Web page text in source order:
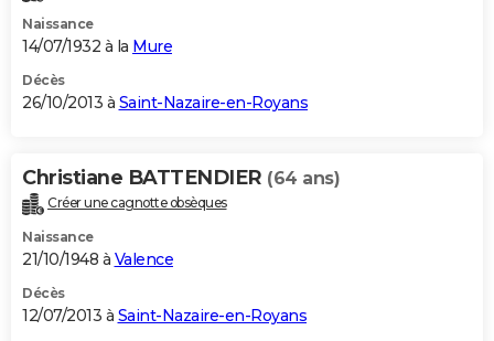
Naissance
14/07/1932 à la Mure
Décès
26/10/2013 à Saint-Nazaire-en-Royans
Christiane BATTENDIER (64 ans)
Créer une cagnotte obsèques
Naissance
21/10/1948 à Valence
Décès
12/07/2013 à Saint-Nazaire-en-Royans